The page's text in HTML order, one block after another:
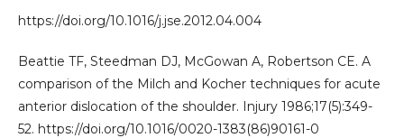
https://doi.org/10.1016/j.jse.2012.04.004
Beattie TF, Steedman DJ, McGowan A, Robertson CE. A
comparison of the Milch and Kocher techniques for acute
anterior dislocation of the shoulder. Injury 1986;17(5):349-
52. https://doi.org/10.1016/0020-1383(86)90161-0